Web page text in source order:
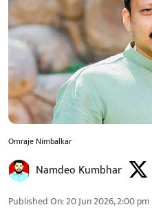
Omraje Nimbalkar
Namdeo Kumbhar
Published On:20 Jun 2026, 2:00 pm